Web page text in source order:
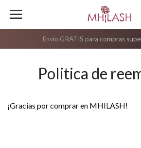
Envío GRATIS para compras
Politica de
¡Gracias por comprar en MHILASH!